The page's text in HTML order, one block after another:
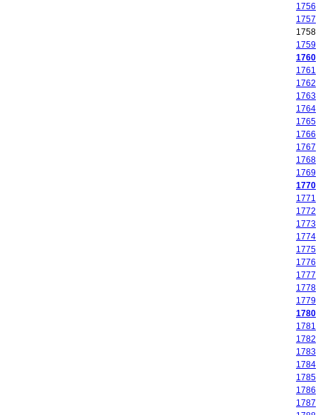
1756
1757
1758
1759
1760
1761
1762
1763
1764
1765
1766
1767
1768
1769
1770
1771
1772
1773
1774
1775
1776
1777
1778
1779
1780
1781
1782
1783
1784
1785
1786
1787